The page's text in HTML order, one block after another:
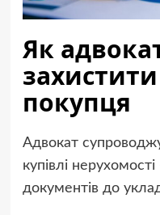
Як
покупця
Адвокат
купівлі
документів до